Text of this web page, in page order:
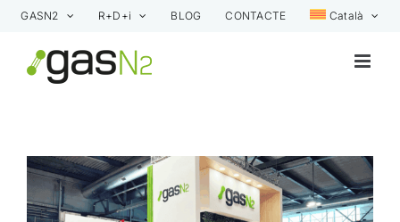
Skip
content
GASN2 R+D+i BLOG CONTACTE Català
View
Larger
Image